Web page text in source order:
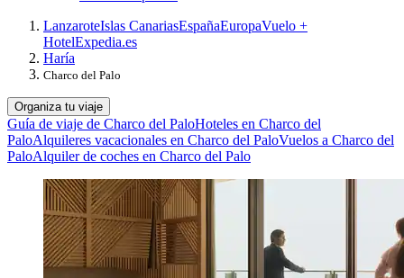
LanzaroteIslas CanariasEspañaEuropaVuelo +
HotelExpedia.es
Haría
Charco del Palo
Organiza tu viaje
Guía de viaje de Charco del PaloHoteles en Charco del
PaloAlquileres vacacionales en Charco del PaloVuelos a Charco del
PaloAlquiler de coches en Charco del Palo